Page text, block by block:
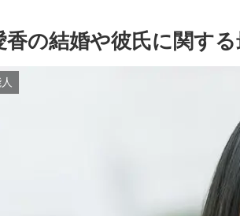
香の結婚や彼氏に関す